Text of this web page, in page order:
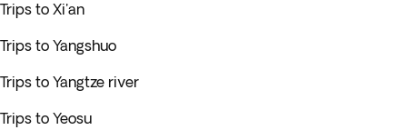
Trips to Xi'an
Trips to Yangshuo
Trips to Yangtze river
Trips to Yeosu